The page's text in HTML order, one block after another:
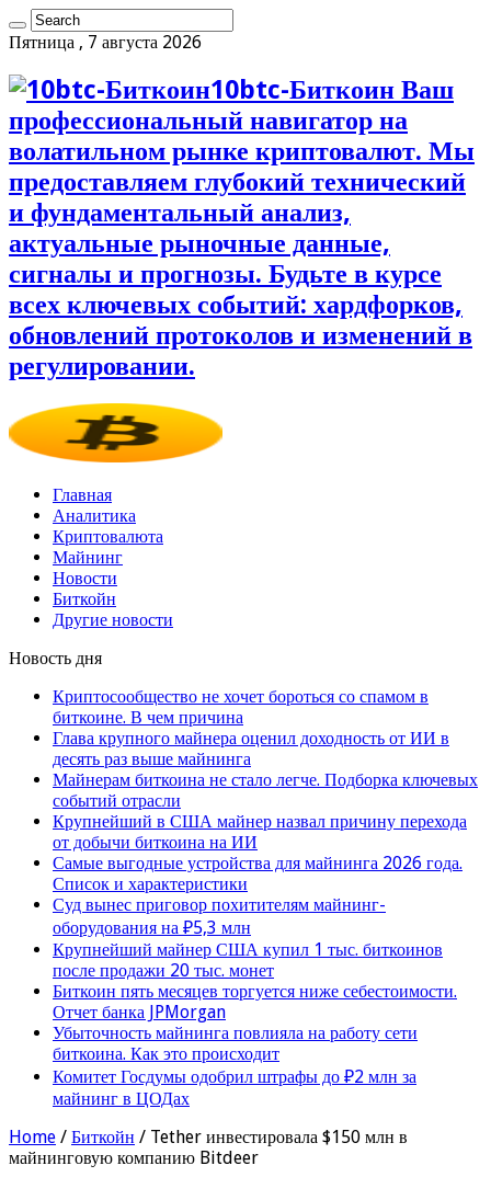
Пятница , 7 августа 2026
10btc-Биткоин Ваш
профессиональный навигатор на
волатильном рынке криптовалют. Мы
предоставляем глубокий технический
и фундаментальный анализ,
актуальные рыночные данные,
сигналы и прогнозы. Будьте в курсе
всех ключевых событий: хардфорков,
обновлений протоколов и изменений в
регулировании.
Главная
Аналитика
Криптовалюта
Майнинг
Новости
Биткойн
Другие новости
Новость дня
Криптосообщество не хочет бороться со спамом в
биткоине. В чем причина
Глава крупного майнера оценил доходность от ИИ в
десять раз выше майнинга
Майнерам биткоина не стало легче. Подборка ключевых
событий отрасли
Крупнейший в США майнер назвал причину перехода
от добычи биткоина на ИИ
Самые выгодные устройства для майнинга 2026 года.
Список и характеристики
Суд вынес приговор похитителям майнинг-
оборудования на ₽5,3 млн
Крупнейший майнер США купил 1 тыс. биткоинов
после продажи 20 тыс. монет
Биткоин пять месяцев торгуется ниже себестоимости.
Отчет банка JPMorgan
Убыточность майнинга повлияла на работу сети
биткоина. Как это происходит
Комитет Госдумы одобрил штрафы до ₽2 млн за
майнинг в ЦОДах
Home / Биткойн / Tether инвестировала $150 млн в
майнинговую компанию Bitdeer